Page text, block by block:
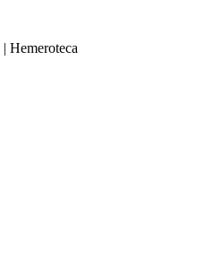
| Hemeroteca